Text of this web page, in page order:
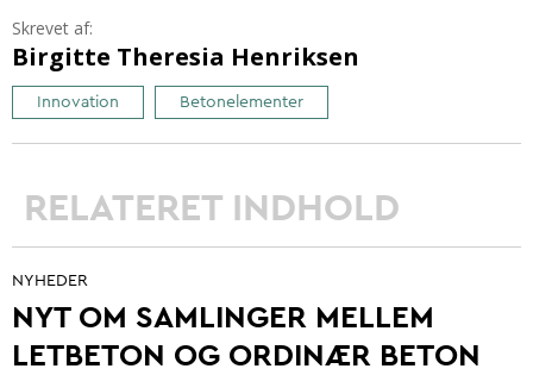
Skrevet af:
Birgitte Theresia Henriksen
Innovation Betonelementer
RELATERET INDHOLD
NYHEDER
NYT OM SAMLINGER MELLEM
LETBETON OG ORDINÆR BETON